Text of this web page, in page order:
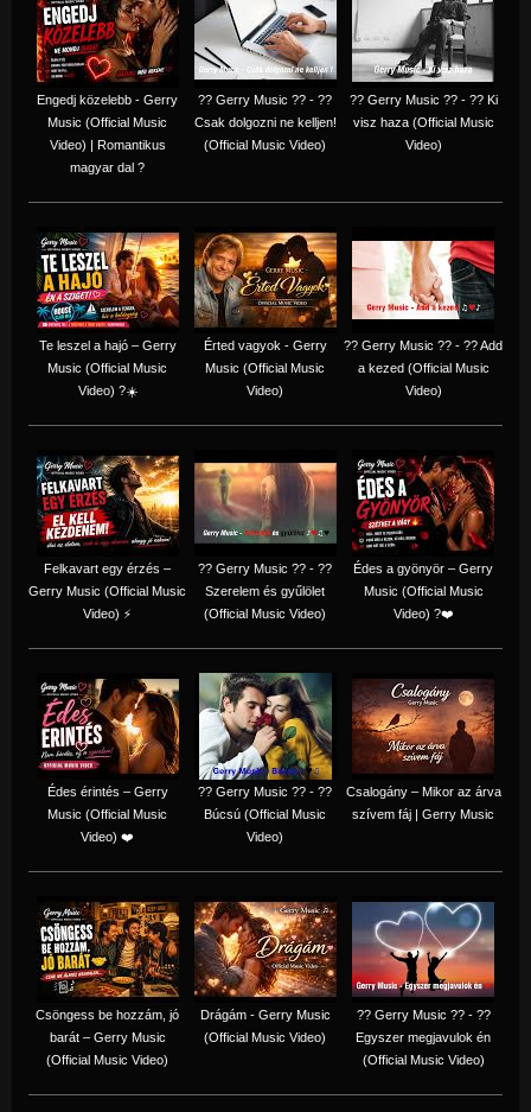
Engedj közelebb - Gerry
Music (Official Music
Video) | Romantikus
magyar dal ?
?? Gerry Music ?? - ??
Csak dolgozni ne kelljen!
(Official Music Video)
?? Gerry Music ?? - ?? Ki
visz haza (Official Music
Video)
Te leszel a hajó – Gerry
Music (Official Music
Video) ?☀️
Érted vagyok - Gerry
Music (Official Music
Video)
?? Gerry Music ?? - ?? Add
a kezed (Official Music
Video)
Felkavart egy érzés –
Gerry Music (Official Music
Video) ⚡
?? Gerry Music ?? - ??
Szerelem és gyűlölet
(Official Music Video)
Édes a gyönyör – Gerry
Music (Official Music
Video) ?❤️
Édes érintés – Gerry
Music (Official Music
Video) ❤️
?? Gerry Music ?? - ??
Búcsú (Official Music
Video)
Csalogány – Mikor az árva
szívem fáj | Gerry Music
Csöngess be hozzám, jó
barát – Gerry Music
(Official Music Video)
Drágám - Gerry Music
(Official Music Video)
?? Gerry Music ?? - ??
Egyszer megjavulok én
(Official Music Video)